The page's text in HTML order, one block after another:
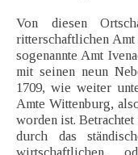
Von diesen
ritterschaftlichen Amt
sogenannte Amt
mit seinen neun
1709, wie weiter
Amte Wittenburg,
worden ist.
durch das